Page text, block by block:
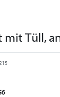
mit Tüll,